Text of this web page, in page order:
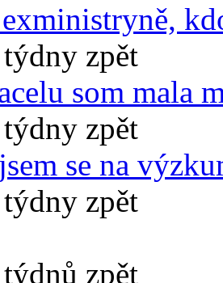
zpět
som mala
zpět
se na
zpět
zpět